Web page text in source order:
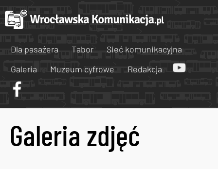
Dla pasażera Tabor
Sieć komunikacyjna
Galeria
Muzeum cyfrowe Redakcja
Galeria zdjęć